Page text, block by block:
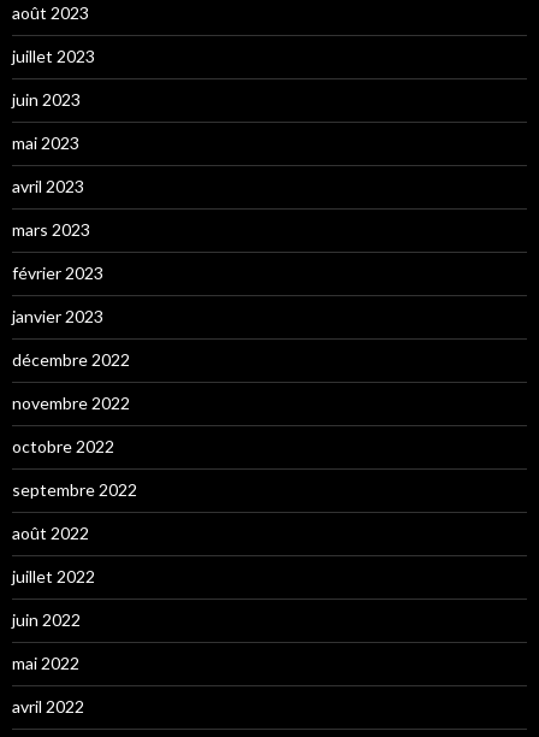
août 2023
juillet 2023
juin 2023
mai 2023
avril 2023
mars 2023
février 2023
janvier 2023
décembre 2022
novembre 2022
octobre 2022
septembre 2022
août 2022
juillet 2022
juin 2022
mai 2022
avril 2022